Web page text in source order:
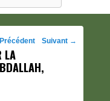
Précédent Suivant →
LA